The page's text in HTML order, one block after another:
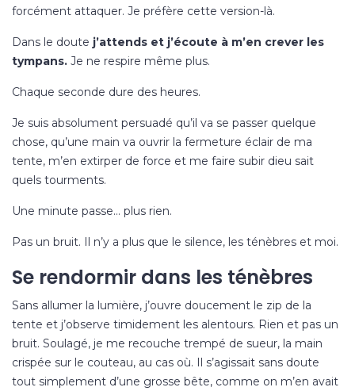
forcément attaquer. Je préfère cette version-là.
Dans le doute j’attends et j’écoute à m’en crever les
tympans. Je ne respire même plus.
Chaque seconde dure des heures.
Je suis absolument persuadé qu’il va se passer quelque
chose, qu’une main va ouvrir la fermeture éclair de ma
tente, m’en extirper de force et me faire subir dieu sait
quels tourments.
Une minute passe… plus rien.
Pas un bruit. Il n’y a plus que le silence, les ténèbres et moi.
Se rendormir dans les ténèbres
Sans allumer la lumière, j’ouvre doucement le zip de la
tente et j’observe timidement les alentours. Rien et pas un
bruit. Soulagé, je me recouche trempé de sueur, la main
crispée sur le couteau, au cas où. Il s’agissait sans doute
tout simplement d’une grosse bête, comme on m’en avait